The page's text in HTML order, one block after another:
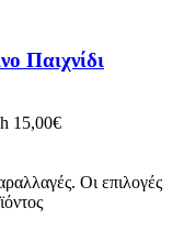
Παιχνίδι
15,00€
Οι επιλογές